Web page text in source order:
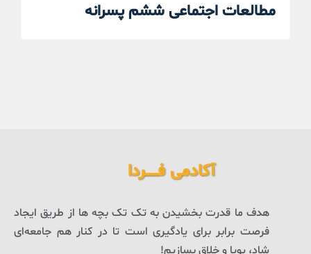
مطالعات اجتماعی ششم پسرانه
آکادمی فــــــردا
هدف ما قدرت بخشیدن به تک تک بچه ها از طریق ایجاد
فرصت برابر برای یادگیری است تا در کنار هم جامعه‌ای
شاد، پویا و خلاق بسازیم!